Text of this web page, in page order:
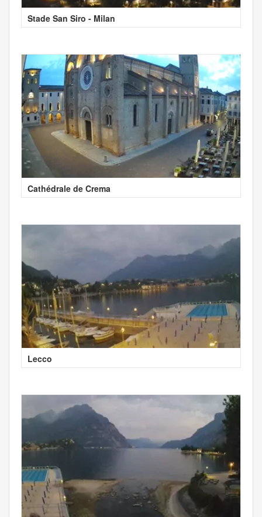
Stade San Siro - Milan
Cathédrale de Crema
Lecco